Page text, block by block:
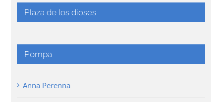
Plaza de los dioses
Pompa
Anna Perenna